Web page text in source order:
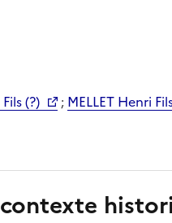
(?) ; MELLET Henri